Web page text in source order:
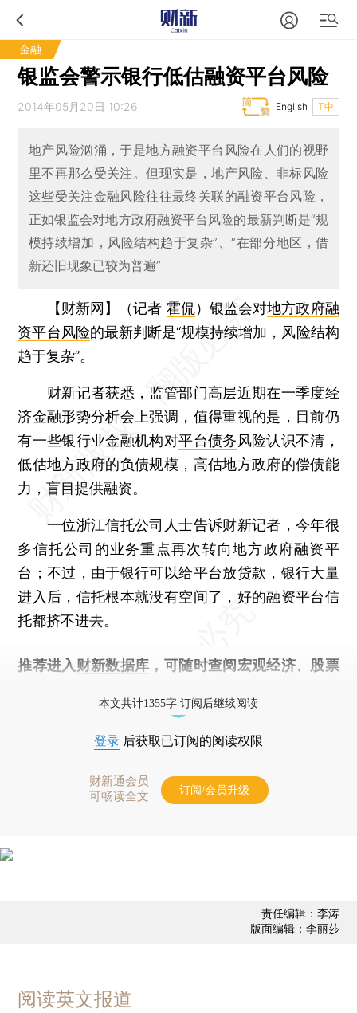
金融
银监会警示银行低估融资平台风险
2014年05月20日 10:26 T中
English
地产风险汹涌，于是地方融资平台风险在人们的视野
里不再那么受关注。但现实是，地产风险、非标风险
这些受关注金融风险往往最终关联的融资平台风险，
正如银监会对地方政府融资平台风险的最新判断是“规
模持续增加，风险结构趋于复杂”、“在部分地区，借
新还旧现象已较为普遍” ​
【财新网】（记者 霍侃） 银监会对地方政府融
资平台风险的最新判断是“规模持续增加，风险结构
趋于复杂”。
财新记者获悉，监管部门高层近期在一季度经
济金融形势分析会上强调，值得重视的是，目前仍
有一些银行业金融机构对平台债务风险认识不清，
低估地方政府的负债规模，高估地方政府的偿债能
力，盲目提供融资。
一位浙江信托公司人士告诉财新记者，今年很
多信托公司的业务重点再次转向地方政府融资平
台；不过，由于银行可以给平台放贷款，银行大量
进入后，信托根本就没有空间了，好的融资平台信
托都挤不进去。
推荐进入 财新数据库 ，可随时查阅宏观经济、股票
本文共计1355字 订阅后继续阅读
登录 后获取已订阅的阅读权限
财新通会员
可畅读全文
订阅/会员升级
责任编辑：李涛
版面编辑：李丽莎
阅读英文报道